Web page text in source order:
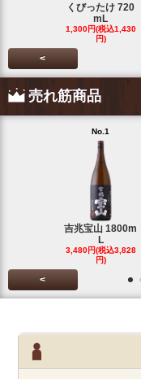
くびったけ 720
mL
1,300円(税込1,430
円)
<
売れ筋商品
No.1
吉兆宝山 1800m
L
3,480円(税込3,828
円)
<